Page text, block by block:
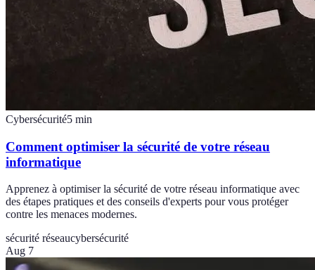
Cybersécurité5 min
Comment optimiser la sécurité de votre réseau
informatique
Apprenez à optimiser la sécurité de votre réseau informatique avec
des étapes pratiques et des conseils d'experts pour vous protéger
contre les menaces modernes.
sécurité réseaucybersécurité
Aug 7